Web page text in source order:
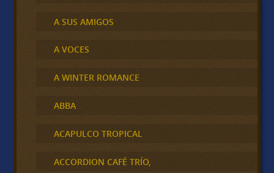
A SUS AMIGOS
A VOCES
A WINTER ROMANCE
ABBA
ACAPULCO TROPICAL
ACCORDION CAFÉ TRÍO,